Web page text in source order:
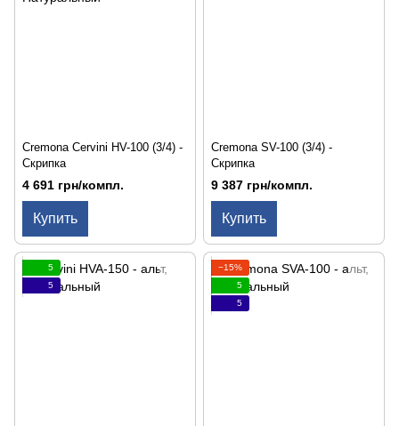
Cremona Cervini HV-100 (3/4) -
Скрипка
4 691 грн/компл.
Купить
Cremona SV-100 (3/4) -
Скрипка
9 387 грн/компл.
Купить
5
5
−15%
5
5